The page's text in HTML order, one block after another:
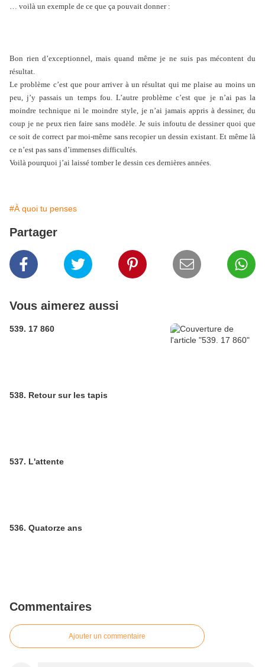
… voilà un exemple de ce que ça pouvait donner :
Bon rien d’exceptionnel, mais quand même je ne suis pas mécontent du
résultat.
Le problème c’est que pour arriver à un résultat qui me plaise au moins un
peu, j’y passais un temps fou. L’autre problème c’est que je n’ai pas la
moindre technique ni le moindre style, je n’ai jamais appris à dessiner, du
coup je ne peux rien faire sans modèle. Je suis infoutu de dessiner quoi que
ce soit de correct par moi-même sans recopier un dessin existant. Et même là
ce n’est pas sans d’immenses difficultés.
Voilà pourquoi j’ai laissé tomber le dessin ces dernières années.
#À quoi tu penses
Partager
Vous aimerez aussi
539. 17 860
538. Retour sur les tapis
537. L'attente
536. Quatorze ans
Commentaires
Ajouter un commentaire